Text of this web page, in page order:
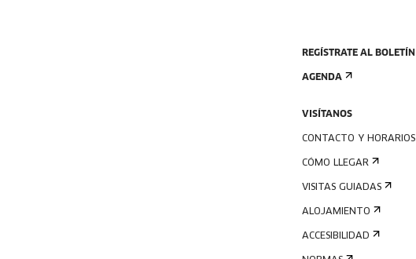
REGÍSTRATE AL BOLETÍN
AGENDA
VISÍTANOS
CONTACTO Y HORARIOS
CÓMO LLEGAR
VISITAS GUIADAS
ALOJAMIENTO
ACCESIBILIDAD